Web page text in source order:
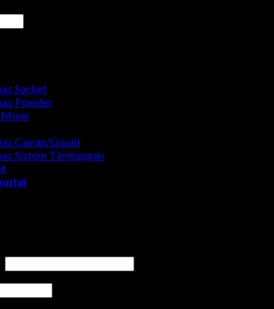
Sachet
Powder
Mixer
Cairan/Liquid
Sistem Timbangan